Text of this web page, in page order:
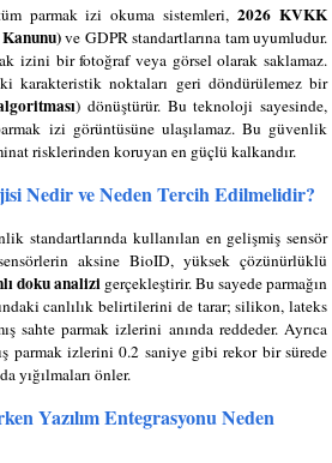
parmak izi okuma sistemleri,2026 KVKK
ve GDPR standartlarına tam uyumludur.
izini bir fotoğraf veya görsel olarak saklamaz.
karakteristik noktaları geri döndürülemez bir
) dönüştürür. Bu teknoloji sayesinde,
izi görüntüsüne ulaşılamaz. Bu güvenlik
risklerinden koruyan en güçlü kalkandır.
Nedir ve Neden Tercih Edilmelidir?
standartlarında kullanılan en gelişmiş sensör
aksine BioID, yüksek çözünürlüklü
doku analizi gerçekleştirir. Bu sayede parmağın
canlılık belirtilerini de tarar; silikon, lateks
sahte parmak izlerini anında reddeder. Ayrıca
parmak izlerini 0.2 saniye gibi rekor bir sürede
yığılmaları önler.
Yazılım Entegrasyonu Neden